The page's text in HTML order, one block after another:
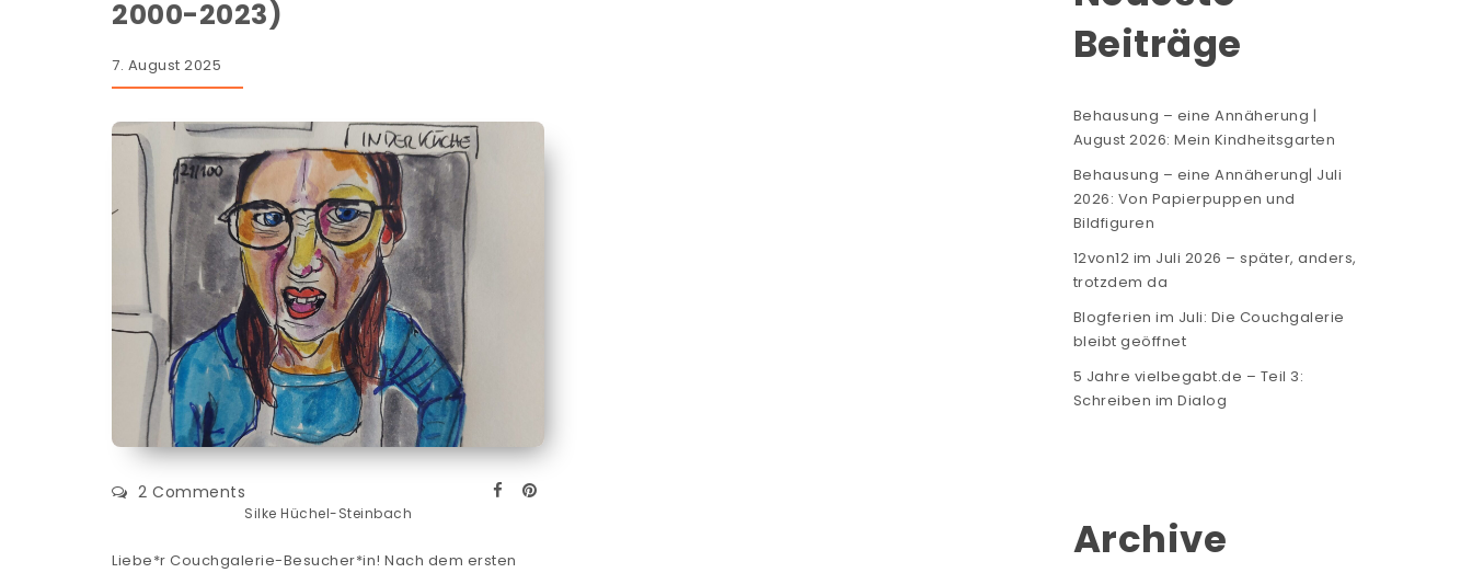
2000-2023)
7. August 2025
Silke Hüchel-Steinbach
2 Comments
Liebe*r Couchgalerie-Besucher*in! Nach dem ersten
Beiträge
Behausung – eine Annäherung |
August 2026: Mein Kindheitsgarten
Behausung – eine Annäherung| Juli
2026: Von Papierpuppen und
Bildfiguren
12von12 im Juli 2026 – später, anders,
trotzdem da
Blogferien im Juli: Die Couchgalerie
bleibt geöffnet
5 Jahre vielbegabt.de – Teil 3:
Schreiben im Dialog
Archive